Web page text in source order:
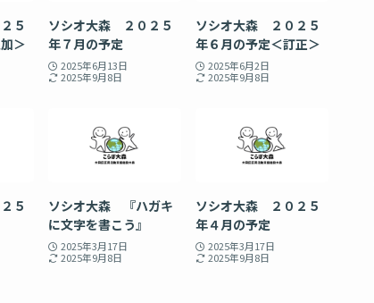
５
＞
ソシオ大森 ２０２５
年７月の予定
2025年6月13日
2025年9月8日
ソシオ大森 ２０２５
年６月の予定＜訂正＞
2025年6月2日
2025年9月8日
５
ソシオ大森 『ハガキ
に文字を書こう』
2025年3月17日
2025年9月8日
ソシオ大森 ２０２５
年４月の予定
2025年3月17日
2025年9月8日